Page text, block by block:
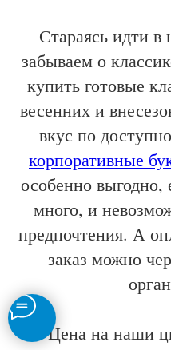
Стараясь идти
забываем о
купить готовые
весенних и
вкус по
корпоративные
особенно выгодно,
много, и
предпочтения. А
заказ можно
Цена на наши